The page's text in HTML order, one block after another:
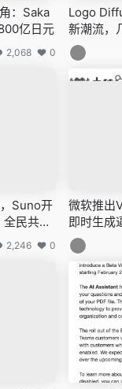
：Saka
亿日元
2,068 0
Logo
新潮流，
性化Logo
Suno开
民共创
2,246 0
微软推出
即时生成
新纪元